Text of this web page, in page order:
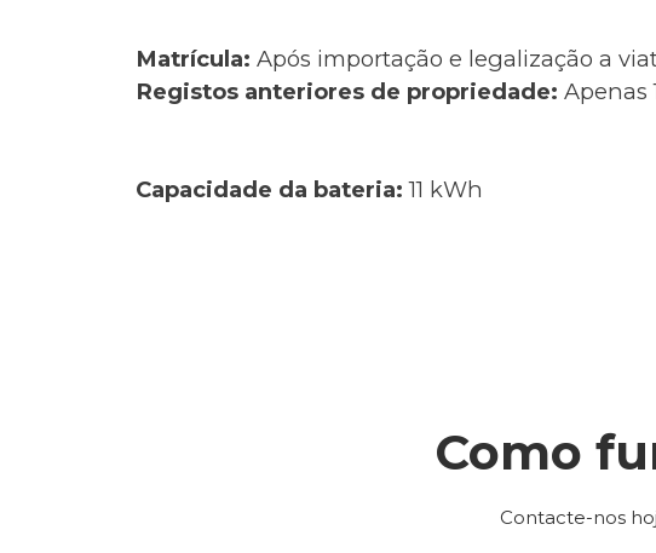
Matrícula: Após importação e legalização a
Registos anteriores de propriedade: Apenas
Capacidade da bateria:11 kWh
Como
Contacte-nos